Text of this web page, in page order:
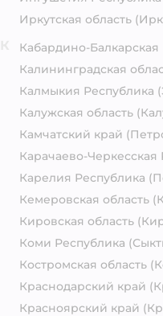
Иркутская область
Кабардино-Балкарская
Калининградская
Калмыкия Республика
Калужская область
Камчатский край
Карачаево-Черкесская
Карелия Республика
Кемеровская область
Кировская область
Коми Республика
Костромская область
Краснодарский край
Красноярский край